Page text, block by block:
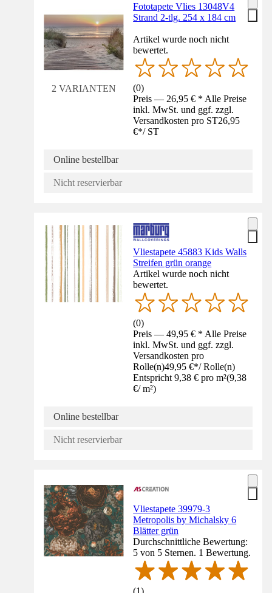
2 VARIANTEN
Fototapete Vlies 13048V4
Strand 2-tlg. 254 x 184 cm
Artikel wurde noch nicht
bewertet.
(0)
Preis — 26,95 € * Alle Preise
inkl. MwSt. und ggf. zzgl.
Versandkosten pro ST26,95
€*/ ST
Online bestellbar
Nicht reservierbar
Vliestapete 45883 Kids Walls
Streifen grün orange
Artikel wurde noch nicht
bewertet.
(0)
Preis — 49,95 € * Alle Preise
inkl. MwSt. und ggf. zzgl.
Versandkosten pro
Rolle(n)49,95 €*/ Rolle(n)
Entspricht 9,38 € pro m²(9,38
€/ m²)
Online bestellbar
Nicht reservierbar
Vliestapete 39979-3
Metropolis by Michalsky 6
Blätter grün
Durchschnittliche Bewertung:
5 von 5 Sternen. 1 Bewertung.
(1)